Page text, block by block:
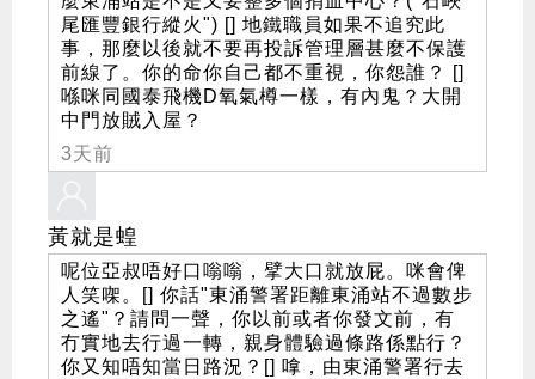
尾匯豐銀行縱火") [] 地鐵職員如果不追究此
事，那麼以後就不要再投訴管理層甚麼不保護
前線了。你的命你自己都不重視，你怨誰？ []
喺咪同國泰飛機D氧氣樽一樣，有內鬼？大開
中門放賊入屋？
3天前
黃就是蝗
呢位亞叔唔好口嗡嗡，擘大口就放屁。咪會俾
人笑㗎。[] 你話"東涌警署距離東涌站不過數步
之遙"？請問一聲，你以前或者你發文前，有
冇實地去行過一轉，親身體驗過條路係點行？
你又知唔知當日路況？[] 嗱，由東涌警署行去